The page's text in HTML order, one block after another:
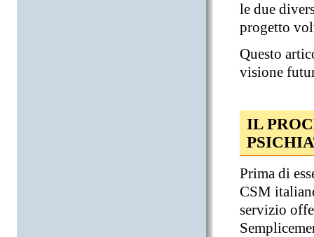
le due
progetto
Questo
visione
IL
Prima di
CSM
servizio